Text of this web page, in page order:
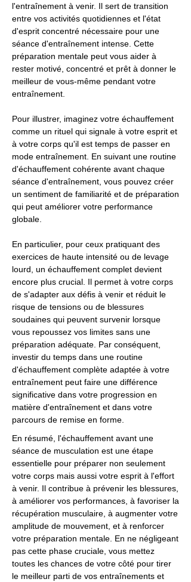
l'entraînement à venir. Il sert de transition
entre vos activités quotidiennes et l'état
d'esprit concentré nécessaire pour une
séance d'entraînement intense. Cette
préparation mentale peut vous aider à
rester motivé, concentré et prêt à donner le
meilleur de vous-même pendant votre
entraînement.
Pour illustrer, imaginez votre échauffement
comme un rituel qui signale à votre esprit et
à votre corps qu'il est temps de passer en
mode entraînement. En suivant une routine
d'échauffement cohérente avant chaque
séance d'entraînement, vous pouvez créer
un sentiment de familiarité et de préparation
qui peut améliorer votre performance
globale.
En particulier, pour ceux pratiquant des
exercices de haute intensité ou de levage
lourd, un échauffement complet devient
encore plus crucial. Il permet à votre corps
de s'adapter aux défis à venir et réduit le
risque de tensions ou de blessures
soudaines qui peuvent survenir lorsque
vous repoussez vos limites sans une
préparation adéquate. Par conséquent,
investir du temps dans une routine
d'échauffement complète adaptée à votre
entraînement peut faire une différence
significative dans votre progression en
matière d'entraînement et dans votre
parcours de remise en forme.
En résumé, l'échauffement avant une
séance de musculation est une étape
essentielle pour préparer non seulement
votre corps mais aussi votre esprit à l'effort
à venir. Il contribue à prévenir les blessures,
à améliorer vos performances, à favoriser la
récupération musculaire, à augmenter votre
amplitude de mouvement, et à renforcer
votre préparation mentale. En ne négligeant
pas cette phase cruciale, vous mettez
toutes les chances de votre côté pour tirer
le meilleur parti de vos entraînements et